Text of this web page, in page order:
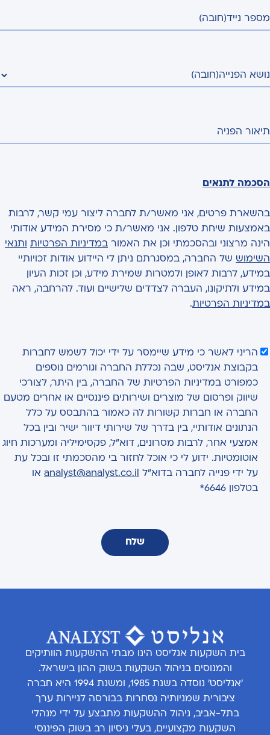
מספר נייד(חובה)
נושא הפנייה(חובה)
תיאור הפניה
הסכמה לתנאים
בהשארת פרטים, אני מאשר/ת לחברה ליצור עמי קשר, לרבות
באמצעות שיחת טלפון. אני מאשר/ת כי מסירת המידע אודותי
הינה מרצוני ובהסכמתי וכן את האמור במדיניות הפרטיות ותנאי
השימוש של החברה, במסגרתם ניתן לי היידוע אודות זכויותיי
במידע, לרבות לאופן ולמטרות שמירת מידע, וכן זכות העיון
במידע ולתיקונו, העברה לצדדים שלישיים ועוד. להרחבה, ראה
במדיניות הפרטיות.
הריני לאשר כי מידע שיימסר על ידי יכול לשמש לחברות
בקבוצת אנליסט, שבה נכללת החברה וגורמים נוספים
כמפורט במדיניות הפרטיות של החברה, בין היתר, לצורכי
שיווק ופרסום של מוצרים ושירותים פיננסיים או אחרים מטעם
החברה או חברות קשורות לה כאמור בהתבסס על כלל
הנתונים אודותיי, בין בדרך של שירותי דיוור ישיר ובין בכל
אמצעי אחר, לרבות מסרונים, דוא"ל, פקסימיליה ומערכות חיוג
אוטומטיות. ידוע לי כי אוכל לחזור בי מהסכמתי זו ובכל עת
על ידי פנייה לחברה בדוא"ל analyst@analyst.co.il או
בטלפון 6646*
שלח
בית השקעות אנליסט הינו מבתי ההשקעות הוותיקים
והמנוסים בניהול השקעות בשוק ההון בישראל.
'אנליסט' נוסדה בשנת 1985, ומשנת 1994 היא חברה
ציבורית שמניותיה נסחרות בבורסה לניירות ערך
בתל-אביב, ניהול ההשקעות מתבצע על ידי מנהלי
השקעות מקצועיים, בעלי ניסיון רב בשוק הפיננסי